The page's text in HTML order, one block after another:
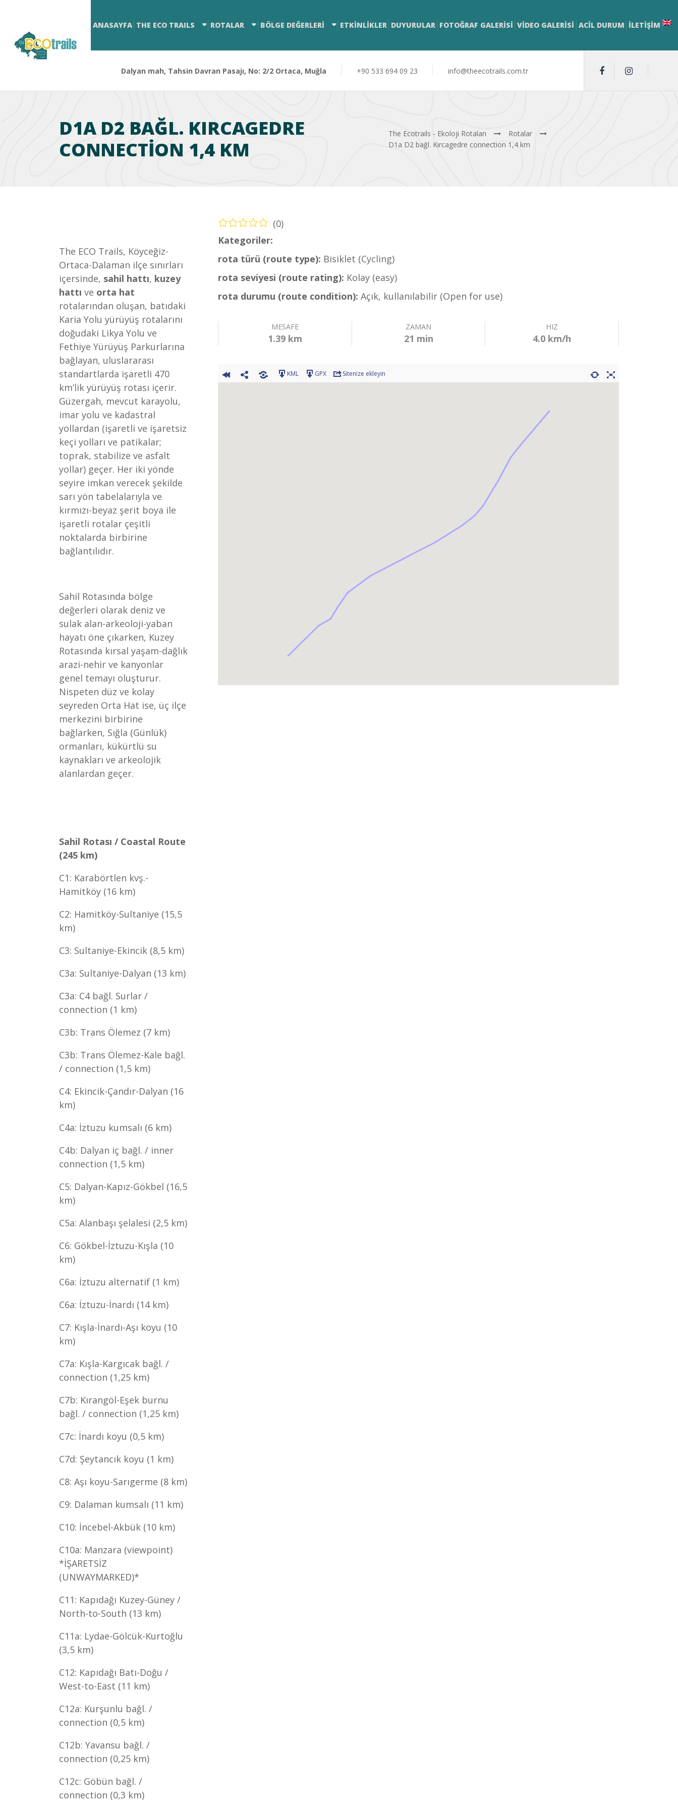
ANASAYFA THE ECO TRAILS ROTALAR BÖLGE DEĞERLERİ ETKİNLİKLER DUYURULAR FOTOĞRAF GALERİSİ VİDEO GALERİSİ ACİL DURUM İLETIŞIM
Dalyan mah, Tahsin Davran Pasajı, No: 2/2 Ortaca, Muğla +90 533 694 09 23 info@theecotrails.com.tr
D1A D2 BAĞL. KIRCAGEDRE
CONNECTION 1,4 KM
The Ecotrails - Ekoloji Rotaları
Rotalar
D1a D2 bağl. Kırcagedre connection 1,4 km
(0)
Kategoriler:
rota türü (route type): Bisiklet (Cycling)
rota seviyesi (route rating): Kolay (easy)
rota durumu (route condition): Açık, kullanılabilir (Open for use)
MESAFE
1.39 km
ZAMAN
21 min
HIZ
4.0 km/h
KML GPX Sitenize ekleyin
The ECO Trails, Köyceğiz-
Ortaca-Dalaman ilçe sınırları
içersinde, sahil hattı, kuzey
hattı ve orta hat
rotalarından oluşan, batıdaki
Karia Yolu yürüyüş rotalarını
doğudaki Likya Yolu ve
Fethiye Yürüyüş Parkurlarına
bağlayan, uluslararası
standartlarda işaretli 470
km’lik yürüyüş rotası içerir.
Güzergah, mevcut karayolu,
imar yolu ve kadastral
yollardan (işaretli ve işaretsiz
keçi yolları ve patikalar;
toprak, stabilize ve asfalt
yollar) geçer. Her iki yönde
seyire imkan verecek şekilde
sarı yön tabelalarıyla ve
kırmızı-beyaz şerit boya ile
işaretli rotalar çeşitli
noktalarda birbirine
bağlantılıdır.
Sahil Rotasında bölge
değerleri olarak deniz ve
sulak alan-arkeoloji-yaban
hayatı öne çıkarken, Kuzey
Rotasında kırsal yaşam-dağlık
arazi-nehir ve kanyonlar
genel temayı oluşturur.
Nispeten düz ve kolay
seyreden Orta Hat ise, üç ilçe
merkezini birbirine
bağlarken, Sığla (Günlük)
ormanları, kükürtlü su
kaynakları ve arkeolojik
alanlardan geçer.
Sahil Rotası / Coastal Route
(245 km)
C1: Karabörtlen kvş.-
Hamitköy (16 km)
C2: Hamitköy-Sultaniye (15,5
km)
C3: Sultaniye-Ekincik (8,5 km)
C3a: Sultaniye-Dalyan (13 km)
C3a: C4 bağl. Surlar /
connection (1 km)
C3b: Trans Ölemez (7 km)
C3b: Trans Ölemez-Kale bağl.
/ connection (1,5 km)
C4: Ekincik-Çandır-Dalyan (16
km)
C4a: İztuzu kumsalı (6 km)
C4b: Dalyan iç bağl. / inner
connection (1,5 km)
C5: Dalyan-Kapız-Gökbel (16,5
km)
C5a: Alanbaşı şelalesi (2,5 km)
C6: Gökbel-İztuzu-Kışla (10
km)
C6a: İztuzu alternatif (1 km)
C6a: İztuzu-İnardı (14 km)
C7: Kışla-İnardı-Aşı koyu (10
km)
C7a: Kışla-Kargıcak bağl. /
connection (1,25 km)
C7b: Kırangöl-Eşek burnu
bağl. / connection (1,25 km)
C7c: İnardı koyu (0,5 km)
C7d: Şeytancık koyu (1 km)
C8: Aşı koyu-Sarıgerme (8 km)
C9: Dalaman kumsalı (11 km)
C10: İncebel-Akbük (10 km)
C10a: Manzara (viewpoint)
*İŞARETSİZ
(UNWAYMARKED)*
C11: Kapıdağı Kuzey-Güney /
North-to-South (13 km)
C11a: Lydae-Gölcük-Kurtoğlu
(3,5 km)
C12: Kapıdağı Batı-Doğu /
West-to-East (11 km)
C12a: Kurşunlu bağl. /
connection (0,5 km)
C12b: Yavansu bağl. /
connection (0,25 km)
C12c: Göbün bağl. /
connection (0,3 km)